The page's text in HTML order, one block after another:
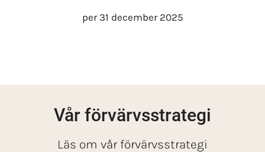
per 31 december 2025
Vår förvärvsstrategi
Läs om vår förvärvsstrategi